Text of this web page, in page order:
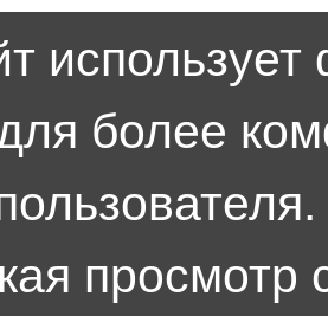
более
просмотр